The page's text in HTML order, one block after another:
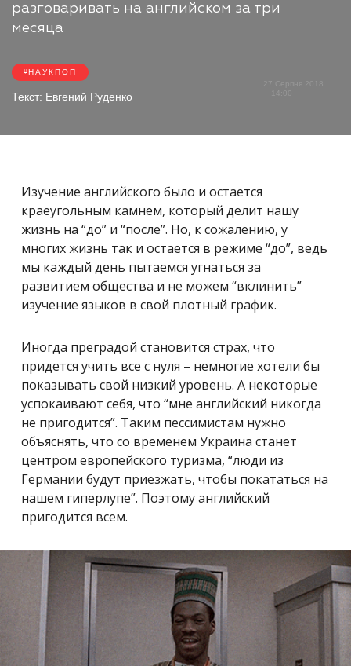
разговаривать на английском за три
месяца
НАУКПОП
Текст: Евгений Руденко
27 Серпня 2018
Изучение английского было и остается
краеугольным камнем, который делит нашу
жизнь на “до” и “после”. Но, к сожалению, у
многих жизнь так и остается в режиме “до”, ведь
мы каждый день пытаемся угнаться за
развитием общества и не можем “вклинить”
изучение языков в свой плотный график.
Иногда преградой становится страх, что
придется учить все с нуля – немногие хотели бы
показывать свой низкий уровень. А некоторые
успокаивают себя, что “мне английский никогда
не пригодится”. Таким пессимистам нужно
объяснять, что со временем Украина станет
центром европейского туризма, “люди из
Германии будут приезжать, чтобы покататься на
нашем гиперлупе”. Поэтому английский
пригодится всем.